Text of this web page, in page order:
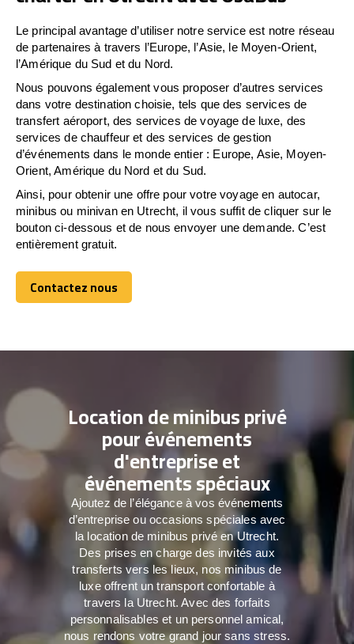
Le principal avantage d’utiliser notre service est notre réseau
de partenaires à travers l’Europe, l’Asie, le Moyen-Orient,
l’Amérique du Sud et du Nord.
Nous pouvons également vous proposer d’autres services
dans votre destination choisie, tels que des services de
transfert aéroport, des services de voyage de luxe, des
services de chauffeur et des services de gestion
d’événements dans le monde entier : Europe, Asie, Moyen-
Orient, Amérique du Nord et du Sud.
Ainsi, pour obtenir une offre pour votre voyage en autocar,
minibus ou minivan en Utrecht, il vous suffit de cliquer sur le
bouton ci-dessous et de nous envoyer une demande. C’est
entièrement gratuit.
Contactez nous
Contactez nous
Location de minibus privé
pour événements
d'entreprise et
événements spéciaux
Ajoutez de l’élégance à vos événements
d’entreprise ou occasions spéciales avec
la location de minibus privé en Utrecht.
Des prises en charge des invités aux
transferts vers les lieux, nos minibus de
luxe offrent un transport confortable à
travers la Utrecht. Avec des forfaits
personnalisables et un personnel amical,
nous rendons votre grand jour sans stress.